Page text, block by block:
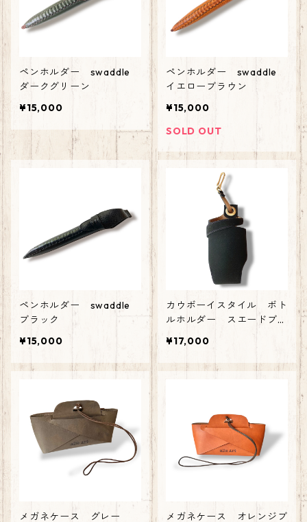
ペンホルダー swaddle
ダークグリーン
¥15,000
ペンホルダー swaddle
イエローブラウン
¥15,000
SOLD OUT
ペンホルダー swaddle
ブラック
¥15,000
カウボーイスタイル ボト
ルホルダー スエードブラ
¥17,000
メガネケース グレー メガネケース オレンジブ